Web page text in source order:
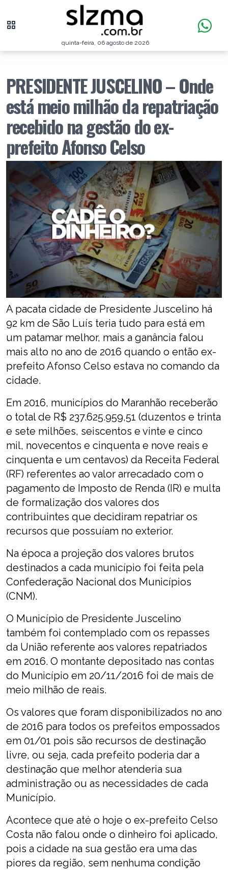
quinta-feira, 06 agosto de 2026
PRESIDENTE JUSCELINO – Onde
está meio milhão da repatriação
recebido na gestão do ex-
prefeito Afonso Celso
A pacata cidade de Presidente Juscelino há
92 km de São Luís teria tudo para está em
um patamar melhor, mais a ganância falou
mais alto no ano de 2016 quando o então ex-
prefeito Afonso Celso estava no comando da
cidade.
Em 2016, municípios do Maranhão receberão
o total de R$ 237.625.959,51 (duzentos e trinta
e sete milhões, seiscentos e vinte e cinco
mil, novecentos e cinquenta e nove reais e
cinquenta e um centavos) da Receita Federal
(RF) referentes ao valor arrecadado com o
pagamento de Imposto de Renda (IR) e multa
de formalização dos valores dos
contribuintes que decidiram repatriar os
recursos que possuíam no exterior.
Na época a projeção dos valores brutos
destinados a cada município foi feita pela
Confederação Nacional dos Municípios
(CNM).
O Município de Presidente Juscelino
também foi contemplado com os repasses
da União referente aos valores repatriados
em 2016. O montante depositado nas contas
do Município em 20/11/2016 foi de mais de
meio milhão de reais.
Os valores que foram disponibilizados no ano
de 2016 para todos os prefeitos empossados
em 01/01 pois são recursos de destinação
livre, ou seja, cada prefeito poderia dar a
destinação que melhor atenderia sua
administração ou as necessidades de cada
Município.
Acontece que até o hoje o ex-prefeito Celso
Costa não falou onde o dinheiro foi aplicado,
pois a cidade na sua gestão era uma das
piores da região, sem nenhuma condição